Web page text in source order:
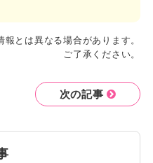
報とは異なる場合があります。
ご了承ください。
次の記事